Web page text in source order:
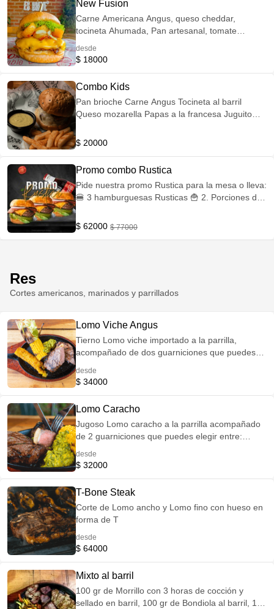
New Fusion
Carne Americana Angus, queso cheddar,
tocineta Ahumada, Pan artesanal, tomate
salsa de la casa
desde
$ 18000
Combo Kids
Pan brioche Carne Angus Tocineta al barril
Queso mozarella Papas a la francesa Juguito
$ 20000
Promo combo Rustica
Pide nuestra promo Rustica para la mesa o lleva:
🍔 3 hamburguesas Rusticas 🍟 2. Porciones de
por tiempo limitado!
$ 62000 $ 77000
Res
Cortes americanos, marinados y parrillados
Lomo Viche Angus
Tierno Lomo viche importado a la parrilla,
acompañado de dos guarniciones que puedes
Vegetales salteados Maduro Yucas fritas Puré de
desde
$ 34000
Lomo Caracho
Jugoso Lomo caracho a la parrilla acompañado
de 2 guarniciones que puedes elegir entre:
salteados Maduro Yuca frita Puré de papa
desde
$ 32000
T-Bone Steak
Corte de Lomo ancho y Lomo fino con hueso en
forma de T
desde
$ 64000
Mixto al barril
100 gr de Morrillo con 3 horas de cocción y
sellado en barril, 100 gr de Bondiola al barril, 150